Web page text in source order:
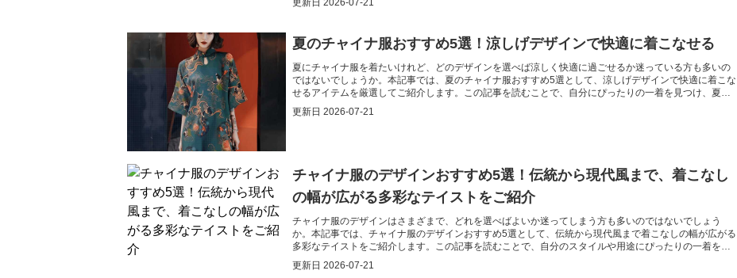
更新日 2026-07-21
夏のチャイナ服おすすめ5選！涼しげデザインで快適に着こなせる
夏にチャイナ服を着たいけれど、どのデザインを選べば涼しく快適に過ごせるか迷っている方も多いの
ではないでしょうか。本記事では、夏のチャイナ服おすすめ5選として、涼しげデザインで快適に着こな
せるアイテムを厳選してご紹介します。この記事を読むことで、自分にぴったりの一着を見つけ、夏の
おしゃれを存分に楽しめるようになります。
更新日 2026-07-21
チャイナ服のデザインおすすめ5選！伝統から現代風まで、着こなし
の幅が広がる多彩なテイストをご紹介
チャイナ服のデザインはさまざまで、どれを選べばよいか迷ってしまう方も多いのではないでしょう
か。本記事では、チャイナ服のデザインおすすめ5選として、伝統から現代風まで着こなしの幅が広がる
多彩なテイストをご紹介します。この記事を読むことで、自分のスタイルや用途にぴったりの一着を見
つけるヒントが得られます。
更新日 2026-07-21